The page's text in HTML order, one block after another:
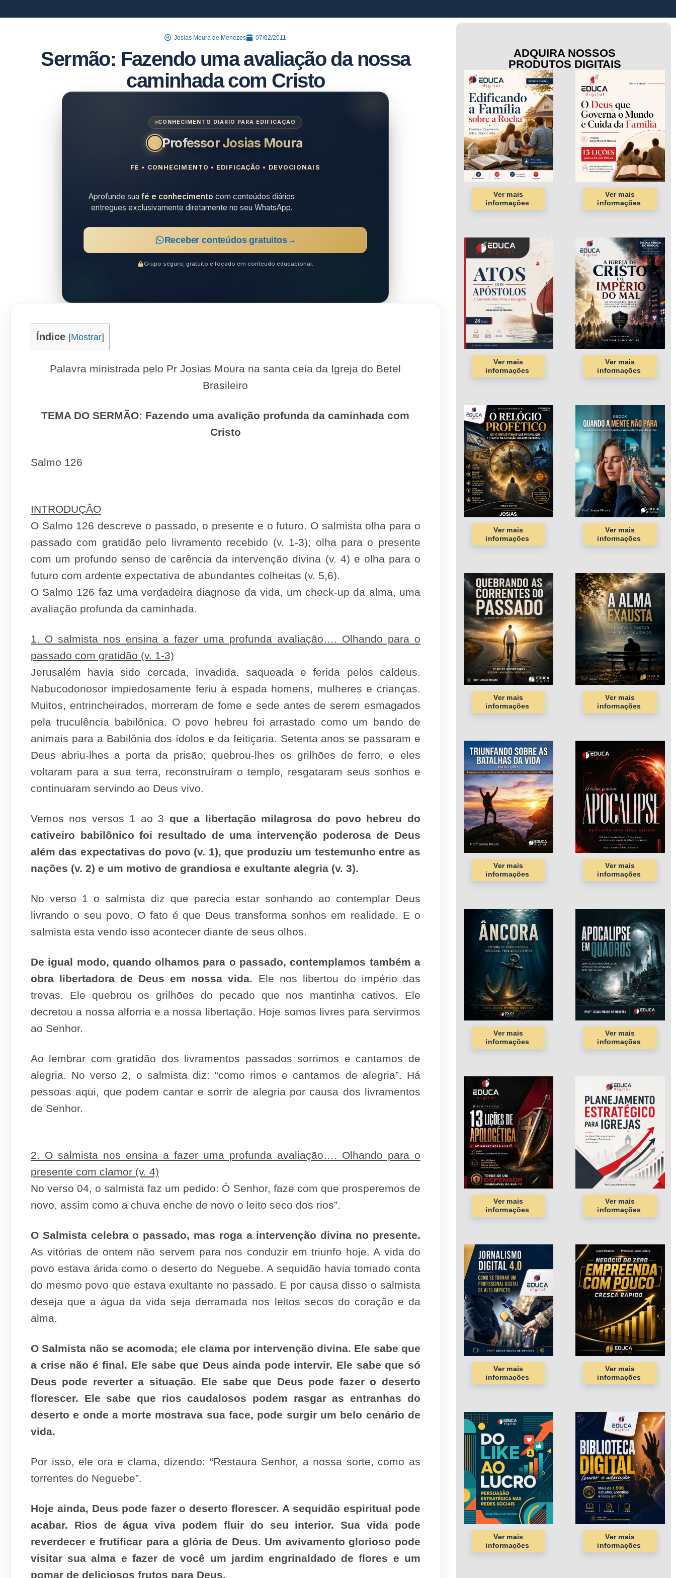
Josias Moura de Menezes 07/02/2011
Sermão: Fazendo uma avaliação da nossa
caminhada com Cristo
CONHECIMENTO DIÁRIO PARA EDIFICAÇÃO
Professor Josias Moura
FÉ • CONHECIMENTO • EDIFICAÇÃO • DEVOCIONAIS
Aprofunde suafé e conhecimento com conteúdos diários
entregues exclusivamente diretamente no seu WhatsApp.
Receber conteúdos gratuitos →
Grupo seguro, gratuito e focado em conteúdo educacional.
Índice [Mostrar]
Palavra ministrada pelo Pr Josias Moura na santa ceia da Igreja do Betel
Brasileiro
TEMA DO SERMÃO: Fazendo uma avalição profunda da caminhada com
Cristo
Salmo 126
INTRODUÇÃO
O Salmo 126 descreve o passado, o presente e o futuro. O salmista olha para o
passado com gratidão pelo livramento recebido (v. 1-3); olha para o presente
com um profundo senso de carência da intervenção divina (v. 4) e olha para o
futuro com ardente expectativa de abundantes colheitas (v. 5,6).
O Salmo 126 faz uma verdadeira diagnose da vida, um check-up da alma, uma
avaliação profunda da caminhada.
1. O salmista nos ensina a fazer uma profunda avaliação…. Olhando para o
passado com gratidão (v. 1-3)
Jerusalém havia sido cercada, invadida, saqueada e ferida pelos caldeus.
Nabucodonosor impiedosamente feriu à espada homens, mulheres e crianças.
Muitos, entrincheirados, morreram de fome e sede antes de serem esmagados
pela truculência babilônica. O povo hebreu foi arrastado como um bando de
animais para a Babilônia dos ídolos e da feitiçaria. Setenta anos se passaram e
Deus abriu-lhes a porta da prisão, quebrou-lhes os grilhões de ferro, e eles
voltaram para a sua terra, reconstruíram o templo, resgataram seus sonhos e
continuaram servindo ao Deus vivo.
Vemos nos versos 1 ao 3 que a libertação milagrosa do povo hebreu do
cativeiro babilônico foi resultado de uma intervenção poderosa de Deus
além das expectativas do povo (v. 1), que produziu um testemunho entre as
nações (v. 2) e um motivo de grandiosa e exultante alegria (v. 3).
No verso 1 o salmista diz que parecia estar sonhando ao contemplar Deus
livrando o seu povo. O fato é que Deus transforma sonhos em realidade. E o
salmista esta vendo isso acontecer diante de seus olhos.
De igual modo, quando olhamos para o passado, contemplamos também a
obra libertadora de Deus em nossa vida. Ele nos libertou do império das
trevas. Ele quebrou os grilhões do pecado que nos mantinha cativos. Ele
decretou a nossa alforria e a nossa libertação. Hoje somos livres para servirmos
ao Senhor.
Ao lembrar com gratidão dos livramentos passados sorrimos e cantamos de
alegria. No verso 2, o salmista diz: “como rimos e cantamos de alegria”. Há
pessoas aqui, que podem cantar e sorrir de alegria por causa dos livramentos
de Senhor.
2. O salmista nos ensina a fazer uma profunda avaliação…. Olhando para o
presente com clamor (v. 4)
No verso 04, o salmista faz um pedido: Ó Senhor, faze com que prosperemos de
novo, assim como a chuva enche de novo o leito seco dos rios”.
O Salmista celebra o passado, mas roga a intervenção divina no presente.
As vitórias de ontem não servem para nos conduzir em triunfo hoje. A vida do
povo estava árida como o deserto do Neguebe. A sequidão havia tomado conta
do mesmo povo que estava exultante no passado. E por causa disso o salmista
deseja que a água da vida seja derramada nos leitos secos do coração e da
alma.
O Salmista não se acomoda; ele clama por intervenção divina. Ele sabe que
a crise não é final. Ele sabe que Deus ainda pode intervir. Ele sabe que só
Deus pode reverter a situação. Ele sabe que Deus pode fazer o deserto
florescer. Ele sabe que rios caudalosos podem rasgar as entranhas do
deserto e onde a morte mostrava sua face, pode surgir um belo cenário de
vida.
Por isso, ele ora e clama, dizendo: “Restaura Senhor, a nossa sorte, como as
torrentes do Neguebe”.
Hoje ainda, Deus pode fazer o deserto florescer. A sequidão espiritual pode
acabar. Rios de água viva podem fluir do seu interior. Sua vida pode
reverdecer e frutificar para a glória de Deus. Um avivamento glorioso pode
visitar sua alma e fazer de você um jardim engrinaldado de flores e um
pomar de deliciosos frutos para Deus.
ADQUIRA NOSSOS
PRODUTOS DIGITAIS